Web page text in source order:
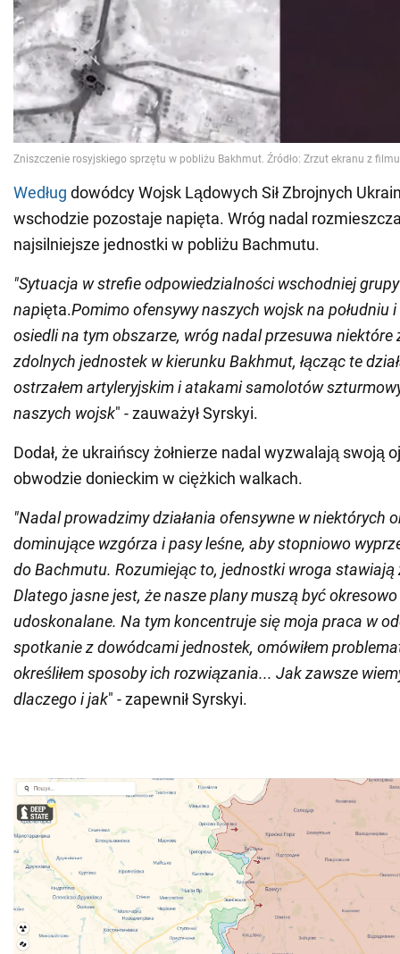
Według dowódcy Wojsk Lądowych Sił Zbrojnych
wschodzie pozostaje napięta. Wróg nadal
najsilniejsze jednostki w pobliżu Bachmutu.
"Sytuacja w strefie odpowiedzialności wschodniej
napięta.Pomimo ofensywy naszych wojsk na południu
osiedli na tym obszarze, wróg nadal przesuwa niektóre
zdolnych jednostek w kierunku Bakhmut, łącząc te
ostrzałem artyleryjskim i atakami samolotów
naszych wojsk" - zauważył Syrskyi.
Dodał, że ukraińscy żołnierze nadal wyzwalają swoją
obwodzie donieckim w ciężkich walkach.
"Nadal prowadzimy działania ofensywne w niektórych
dominujące wzgórza i pasy leśne, aby stopniowo
do Bachmutu. Rozumiejąc to, jednostki wroga stawiają
Dlatego jasne jest, że nasze plany muszą być
udoskonalane. Na tym koncentruje się moja praca w
spotkanie z dowódcami jednostek, omówiłem
określiłem sposoby ich rozwiązania... Jak zawsze
dlaczego i jak" - zapewnił Syrskyi.